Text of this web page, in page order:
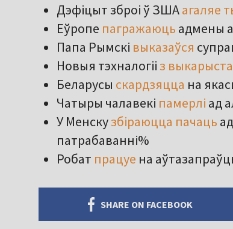
Дэфіцыт зброі ў ЗШАагаляе
Еўропе пагражаюць адмены
Папа Рымскі выказаўся
Новыя тэхналогіі з
Беларусы скардзяцца на
Чатыры чалавекі памерлі ад
У Менскузбіраюцца пачаць
патрабаванні%
Робат працуе на
SHARE ON FACEBOOK